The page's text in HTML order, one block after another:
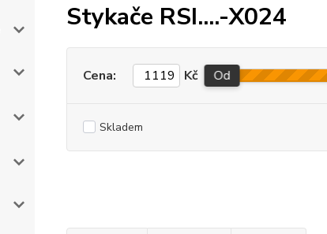
Stykače RSI....-X024
Cena: Kč Od
Skladem